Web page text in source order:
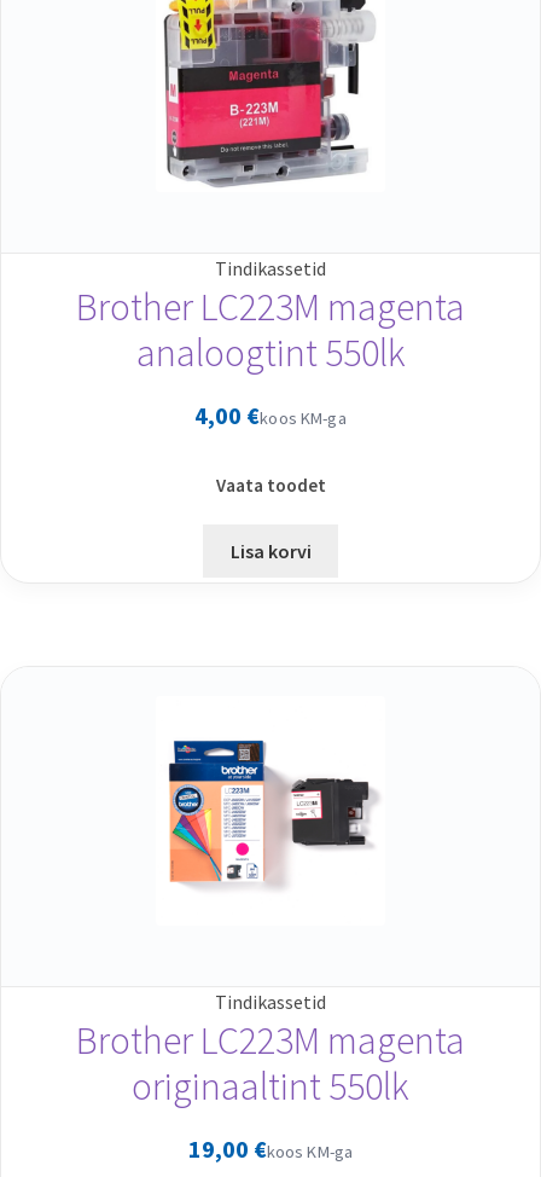
Tindikassetid
Brother LC223M magenta
analoogtint 550lk
4,00 €koos KM-ga
Vaata toodet
Lisa korvi
Tindikassetid
Brother LC223M magenta
originaaltint 550lk
19,00 €koos KM-ga